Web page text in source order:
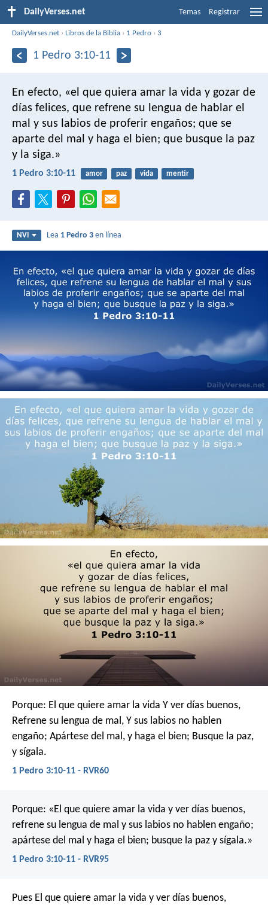
DailyVerses.net Temas Registrar
DailyVerses.net ›Libros de la Biblia › 1 Pedro ›3
1 Pedro 3:10-11
En efecto, «el que quiera amar la vida y gozar de
días felices, que refrene su lengua de hablar el
mal y sus labios de proferir engaños; que se
aparte del mal y haga el bien; que busque la paz
y la siga.»
1 Pedro 3:10-11 amor paz vida mentir
NVI Lea 1 Pedro 3 en línea
Porque: El que quiere amar la vida Y ver días buenos,
Refrene su lengua de mal, Y sus labios no hablen
engaño; Apártese del mal, y haga el bien; Busque la paz,
y sígala.
1 Pedro 3:10-11 - RVR60
Porque: «El que quiere amar la vida y ver días buenos,
refrene su lengua de mal y sus labios no hablen engaño;
apártese del mal y haga el bien; busque la paz y sígala.»
1 Pedro 3:10-11 - RVR95
Pues El que quiere amar la vida y ver días buenos,